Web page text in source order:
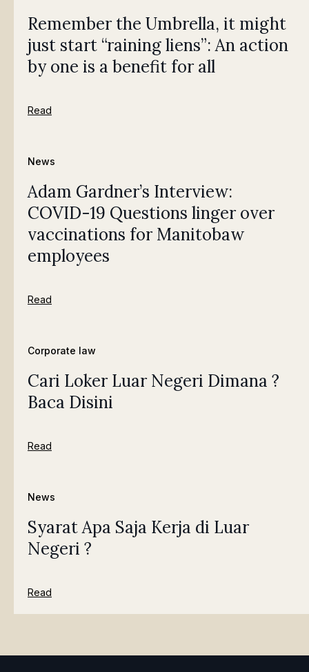
Remember the Umbrella, it might
just start “raining liens”: An action
by one is a benefit for all
Read
News
Adam Gardner’s Interview:
COVID-19 Questions linger over
vaccinations for Manitobaw
employees
Read
Corporate law
Cari Loker Luar Negeri Dimana ?
Baca Disini
Read
News
Syarat Apa Saja Kerja di Luar
Negeri ?
Read